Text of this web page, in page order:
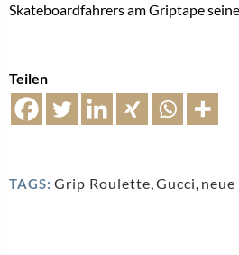
Skateboardfahrers am Griptape
Teilen
TAGS: Grip Roulette,Gucci,